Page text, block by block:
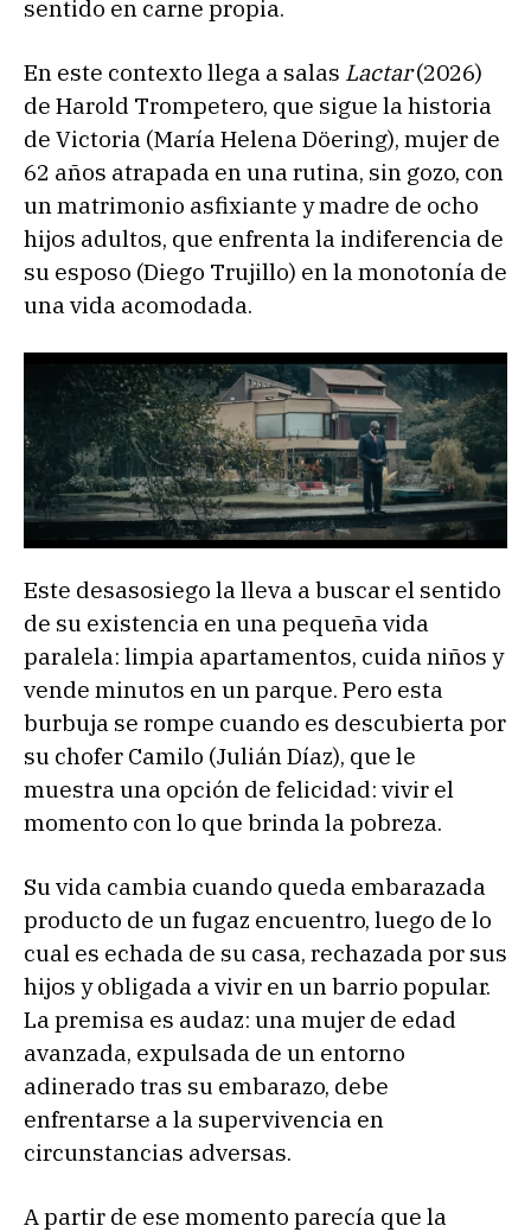
sentido en carne propia.
En este contexto llega a salas Lactar(2026)
de Harold Trompetero, que sigue la historia
de Victoria (María Helena Döering), mujer de
62 años atrapada en una rutina, sin gozo, con
un matrimonio asfixiante y madre de ocho
hijos adultos, que enfrenta la indiferencia de
su esposo (Diego Trujillo) en la monotonía de
una vida acomodada.
Este desasosiego la lleva a buscar el sentido
de su existencia en una pequeña vida
paralela: limpia apartamentos, cuida niños y
vende minutos en un parque. Pero esta
burbuja se rompe cuando es descubierta por
su chofer Camilo (Julián Díaz), que le
muestra una opción de felicidad: vivir el
momento con lo que brinda la pobreza.
Su vida cambia cuando queda embarazada
producto de un fugaz encuentro, luego de lo
cual es echada de su casa, rechazada por sus
hijos y obligada a vivir en un barrio popular.
La premisa es audaz: una mujer de edad
avanzada, expulsada de un entorno
adinerado tras su embarazo, debe
enfrentarse a la supervivencia en
circunstancias adversas.
A partir de ese momento parecía que la